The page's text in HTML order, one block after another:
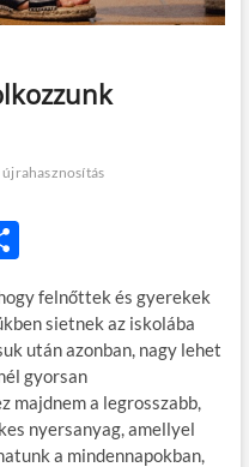
újrahasznosítás
O
za
m
e
g
felnőttek és gyerekek
sietnek az iskolába
után azonban, nagy lehet
gyorsan
majdnem a legrosszabb,
nyersanyag, amellyel
a mindennapokban,